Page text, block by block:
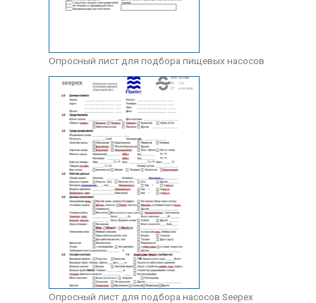
Опросный лист для подбора пищевых насосов
Опросный лист для подбора насосов Seepex